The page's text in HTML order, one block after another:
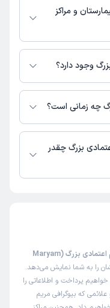
و مراکز
مراکز درمانی در دسترس
وجود دارد؟
توسط مریم اعتمادی بزرگ در
با مطب تماس بگیرید.
چه زمانی است؟
مشخص می‌شود.
بزرگ چقدر
این صفحه مثل سایت نوبت‌دهی اینترنتی مریم اعتمادی بزرگ (Maryam
را به شما نمایش می‌دهد.
خواهیم پرداخت و اطلاعاتی را
که بیوگرافی مریم